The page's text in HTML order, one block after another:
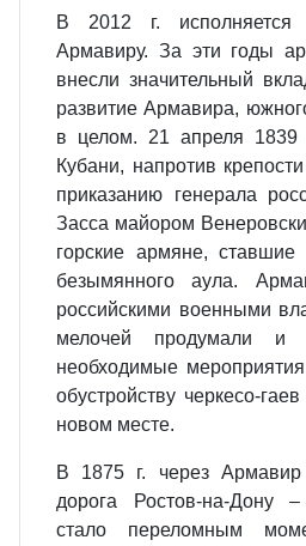
В 2012 г. исполняется
Армавиру. За эти годы
внесли значительный
развитие Армавира,
в целом. 21 апреля 1839
Кубани, напротив
приказанию генерала
Засса майором
горские армяне, ставшие
безымянного аула.
российскими военными
мелочей продумали и
необходимые
обустройству черкесо-
новом месте.
В 1875 г. через
дорога Ростов-на-Дону
стало переломным